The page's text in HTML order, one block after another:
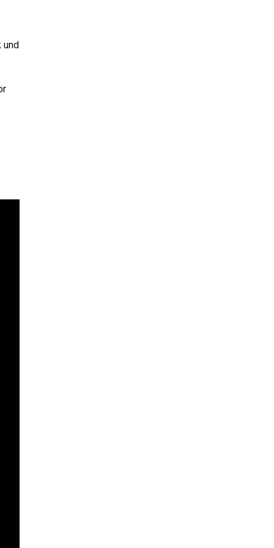
und